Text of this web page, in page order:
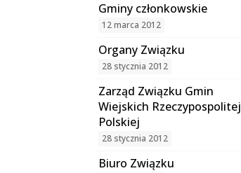
Gminy członkowskie
12 marca 2012
Organy Związku
28 stycznia 2012
Zarząd Związku Gmin
Wiejskich Rzeczypospolitej
Polskiej
28 stycznia 2012
Biuro Związku